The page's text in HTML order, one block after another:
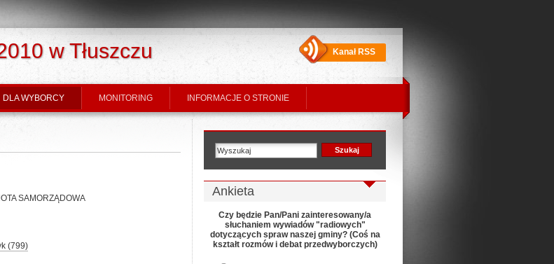
w Tłuszczu Kanał RSS
DLA WYBORCY MONITORING INFORMACJE O STRONIE
SAMORZĄDOWA
(799)
Ankieta
Czy będzie Pan/Pani zainteresowany/a
słuchaniem wywiadów "radiowych"
dotyczących spraw naszej gminy? (Coś na
kształt rozmów i debat przedwyborczych)